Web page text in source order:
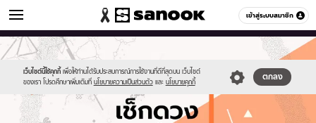
เข้าสู่ระบบสมาชิก
ดูดวง หมวดอื่นๆ
เว็บไซต์นี้ใช้คุกกี้ เพื่อให้ท่านได้รับประสบการณ์การใช้งานที่ดีที่สุดบน เว็บไซต์
ของเรา โปรดศึกษาเพิ่มเติมที่ นโยบายความเป็นส่วนตัว และ นโยบายคุกกี้
ตกลง
Sanook
//s.isanook.com/sr/0/images/logo-
new-
sanook.png
600
60
//s.isanook.com/ho/0/ud/fxd/day/daily-
horoscope-
thursday.jpg